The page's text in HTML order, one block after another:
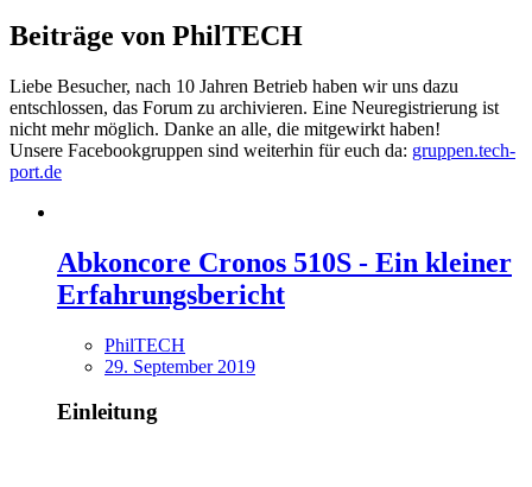
Beiträge von PhilTECH
Liebe Besucher, nach 10 Jahren Betrieb haben wir uns dazu
entschlossen, das Forum zu archivieren. Eine Neuregistrierung ist
nicht mehr möglich. Danke an alle, die mitgewirkt haben!
Unsere Facebookgruppen sind weiterhin für euch da: gruppen.tech-
port.de
Abkoncore Cronos 510S - Ein kleiner
Erfahrungsbericht
PhilTECH
29. September 2019
Einleitung